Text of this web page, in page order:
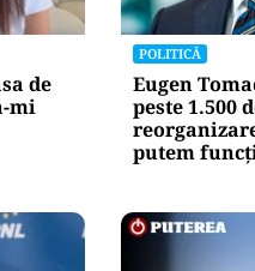
de
mi
POLITICĂ
Eugen
peste 1.500
putem